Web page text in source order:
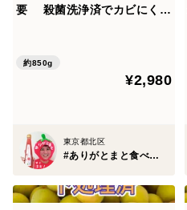
要 殺菌洗浄済でカビにく
約850g
¥2,980
東京都北区
#ありがとまと食べチョク店